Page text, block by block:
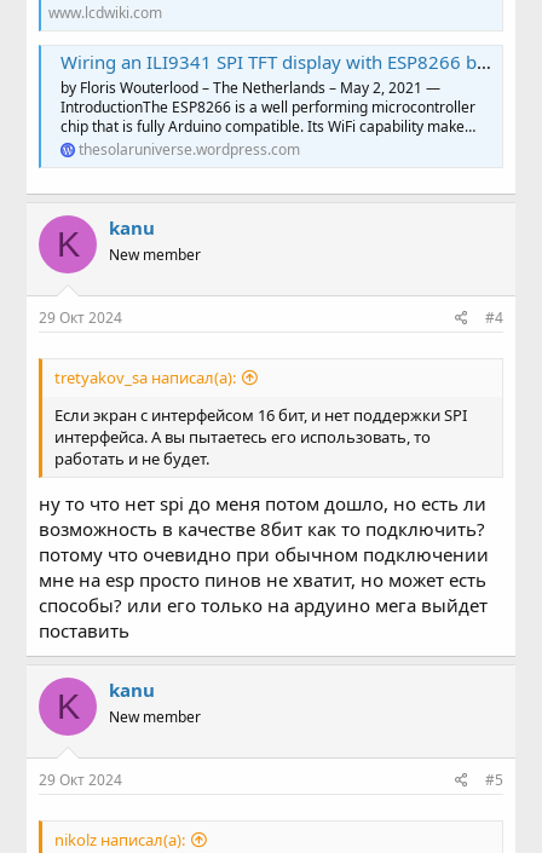
www.lcdwiki.com
Wiring an ILI9341 SPI TFT display with ESP8266 based microcontroller boards: NodeMCU and Wemos D1 mini
by Floris Wouterlood – The Netherlands – May 2, 2021 —
IntroductionThe ESP8266 is a well performing microcontroller
chip that is fully Arduino compatible. Its WiFi capability make…
thesolaruniverse.wordpress.com
K kanu
New member
29 Окт 2024 #4
tretyakov_sa написал(а):
Если экран с интерфейсом 16 бит, и нет поддержки SPI
интерфейса. А вы пытаетесь его использовать, то
работать и не будет.
ну то что нет spi до меня потом дошло, но есть ли
возможность в качестве 8бит как то подключить?
потому что очевидно при обычном подключении
мне на esp просто пинов не хватит, но может есть
способы? или его только на ардуино мега выйдет
поставить
K kanu
New member
29 Окт 2024 #5
nikolz написал(а):